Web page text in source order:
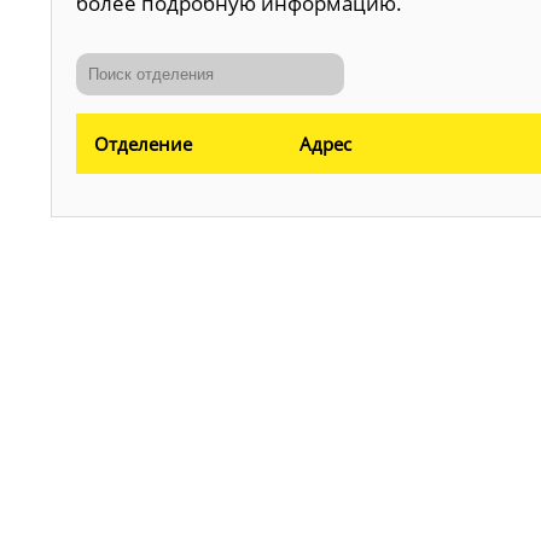
Отделение Адрес